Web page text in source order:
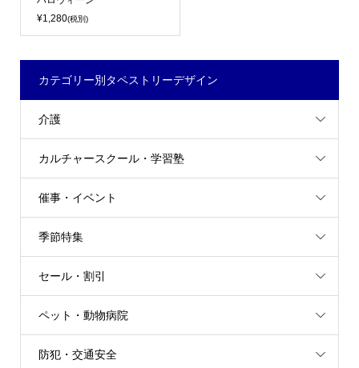
¥1,280(税別)
カテゴリー別タペストリーデザイン
介護
カルチャースクール・学習塾
催事・イベント
季節特集
セール・割引
ペット・動物病院
防犯・交通安全